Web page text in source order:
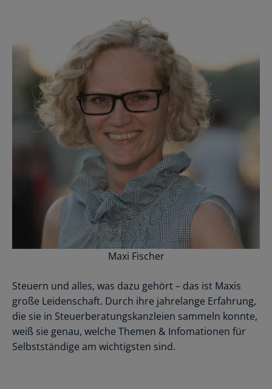
Maxi Fischer
Steuern und alles, was dazu gehört – das ist Maxis
große Leidenschaft. Durch ihre jahrelange Erfahrung,
die sie in Steuerberatungskanzleien sammeln konnte,
weiß sie genau, welche Themen & Infomationen für
Selbstständige am wichtigsten sind.